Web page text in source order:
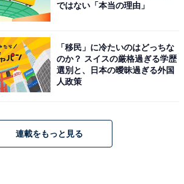
城県）」「好きなメニューはたくさん
高くてたまにしか行けないから（32
など、食事もすると1000円を超える
コメントも。
ではない「本当の理由」
「移民」に冷たいのはどっちな
のか？ スイスの厳格過ぎる学歴
選別と、日本の曖昧過ぎる外国
人政策
連載をもっと見る